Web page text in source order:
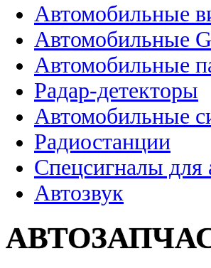
Автомобильные
Автомобильные
Автомобильные
Радар-детекторы
Автомобильные
Радиостанции
Спецсигналы для
Автозвук